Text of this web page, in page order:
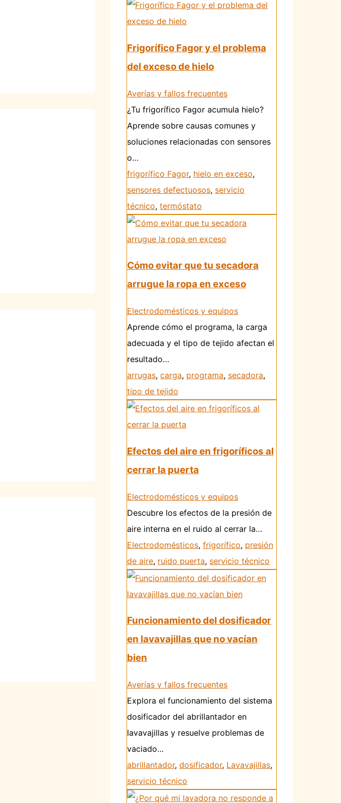
Frigorífico Fagor y el problema
del exceso de hielo
Averías y fallos frecuentes
¿Tu frigorífico Fagor acumula hielo?
Aprende sobre causas comunes y
soluciones relacionadas con sensores
o…
frigorífico Fagor, hielo en exceso,
sensores defectuosos, servicio
técnico, termóstato
Cómo evitar que tu secadora
arrugue la ropa en exceso
Electrodomésticos y equipos
Aprende cómo el programa, la carga
adecuada y el tipo de tejido afectan el
resultado…
arrugas, carga, programa, secadora,
tipo de tejido
Efectos del aire en frigoríficos al
cerrar la puerta
Electrodomésticos y equipos
Descubre los efectos de la presión de
aire interna en el ruido al cerrar la…
Electrodomésticos, frigorífico, presión
de aire, ruido puerta, servicio técnico
Funcionamiento del dosificador
en lavavajillas que no vacían
bien
Averías y fallos frecuentes
Explora el funcionamiento del sistema
dosificador del abrillantador en
lavavajillas y resuelve problemas de
vaciado…
abrillantador, dosificador, Lavavajillas,
servicio técnico